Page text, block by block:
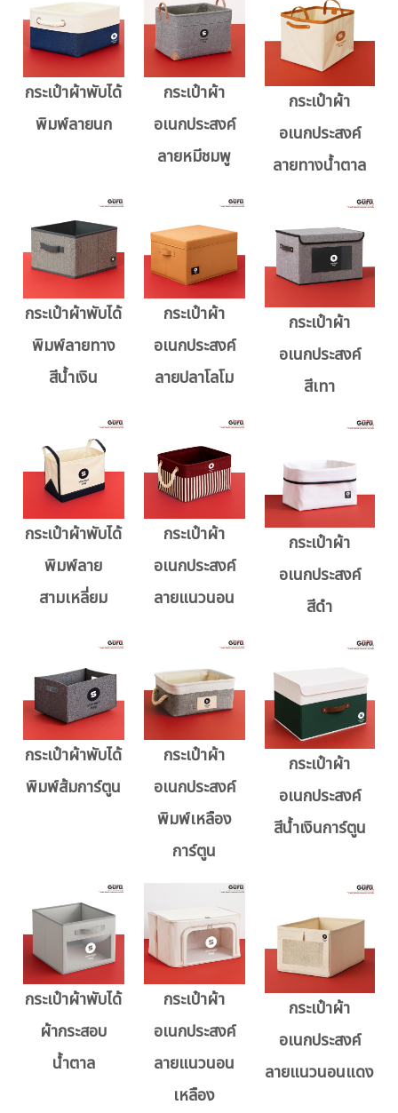
กระเป๋าผ้าพับได้
พิมพ์ลายนก
กระเป๋าผ้า
อเนกประสงค์
ลายหมีชมพู
กระเป๋าผ้า
อเนกประสงค์
ลายทางน้ำตาล
กระเป๋าผ้าพับได้
พิมพ์ลายทาง
สีน้ำเงิน
กระเป๋าผ้า
อเนกประสงค์
ลายปลาโลโม
กระเป๋าผ้า
อเนกประสงค์
สีเทา
กระเป๋าผ้าพับได้
พิมพ์ลาย
สามเหลี่ยม
กระเป๋าผ้า
อเนกประสงค์
ลายแนวนอน
กระเป๋าผ้า
อเนกประสงค์
สีดำ
กระเป๋าผ้าพับได้
พิมพ์ส้มการ์ตูน
กระเป๋าผ้า
อเนกประสงค์
พิมพ์เหลือง
การ์ตูน
กระเป๋าผ้า
อเนกประสงค์
สีน้ำเงินการ์ตูน
กระเป๋าผ้าพับได้
ผ้ากระสอบ
น้ำตาล
กระเป๋าผ้า
อเนกประสงค์
ลายแนวนอน
เหลือง
กระเป๋าผ้า
อเนกประสงค์
ลายแนวนอนแดง